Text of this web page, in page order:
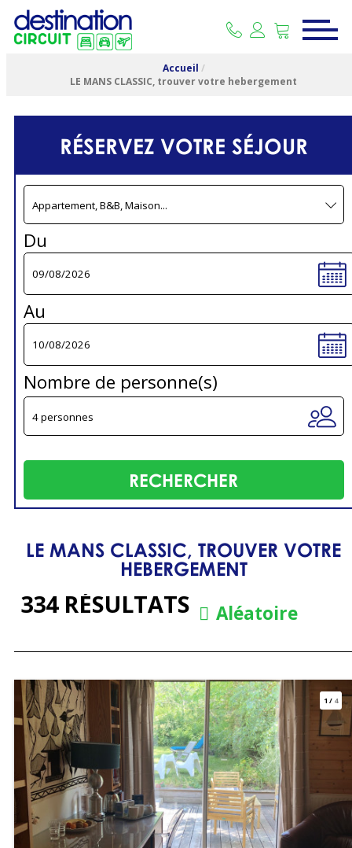
Accueil /
LE MANS CLASSIC, trouver votre hebergement
RÉSERVEZ VOTRE SÉJOUR
Du
Au
Nombre de personne(s)
LE MANS CLASSIC, TROUVER VOTRE
HEBERGEMENT
334RÉSULTATS Aléatoire
1/ 4